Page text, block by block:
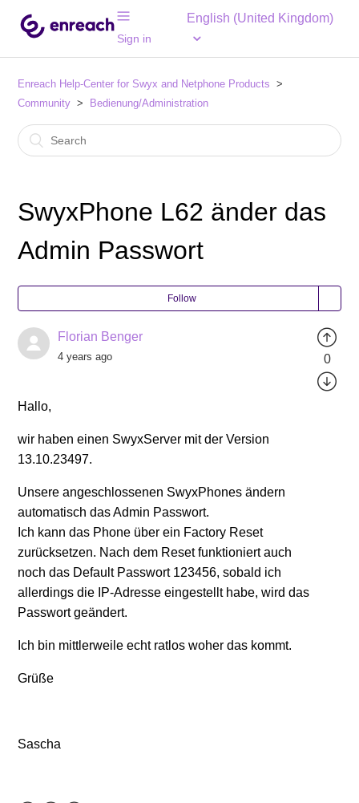
Sign in
English (United Kingdom)
Enreach Help-Center for Swyx and Netphone Products
Community
Bedienung/Administration
SwyxPhone L62 änder das
Admin Passwort
Follow
Florian Benger
4 years ago
Hallo,
wir haben einen SwyxServer mit der Version
13.10.23497.
Unsere angeschlossenen SwyxPhones ändern
automatisch das Admin Passwort.
Ich kann das Phone über ein Factory Reset
zurücksetzen. Nach dem Reset funktioniert auch
noch das Default Passwort 123456, sobald ich
allerdings die IP-Adresse eingestellt habe, wird das
Passwort geändert.
Ich bin mittlerweile echt ratlos woher das kommt.
Grüße
Sascha
0